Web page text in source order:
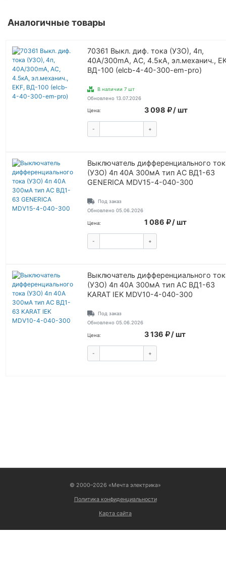
Аналогичные товары
70361 Выкл. диф. тока (УЗО), 4п,
40А/300mA, АС, 4.5кА, эл.механич.,
ВД-100 (elcb-4-40-300-em-pro)
В наличии 7 шт
Обновлено 13.07.2026
Цена: 3 098 / шт
- +
Выключатель дифференциального
(УЗО) 4п 40А 300мА тип AC ВД1-63
GENERICA MDV15-4-040-300
Под заказ
Обновлено 05.06.2026
Цена: 1 086 / шт
- +
Выключатель дифференциального
(УЗО) 4п 40А 300мА тип AC ВД1-63
KARAT IEK MDV10-4-040-300
Под заказ
Обновлено 05.06.2026
Цена: 3 136 / шт
- +
© 2000–2026 «Мечта электрика»
Политика конфиденциальности
Карта сайта